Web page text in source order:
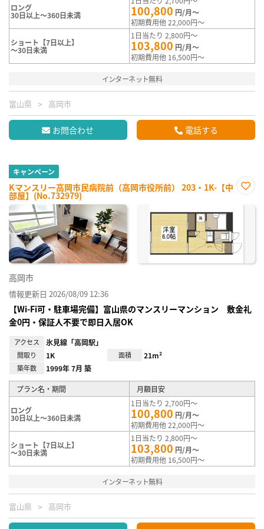
ロング
30日以上～360日未満 100,800 円/月～
初期費用他 22,000円～
ショート【7日以上】
～30日未満
1日当たり 2,800円～
103,800 円/月～
初期費用他 16,500円～
インターネット無料
富山県 高岡市
お問合わせ 電話する
キャンペーン
Kマンスリー高岡市民病院前（高岡市役所前） 203・1K-【中
部屋】(No.732979)
に入
高岡市
情報更新日 2026/08/09 12:36
【Wi-Fi可・駐車場完備】富山県のマンスリーマンション 敷金礼
金0円・保証人不要で即日入居OK
アクセス 氷見線「高岡駅」
間取り 1K 面積 21m²
築年数 1999年 7月 築
プラン名・期間 月額目安
ロング
30日以上～360日未満
1日当たり 2,700円～
100,800 円/月～
初期費用他 22,000円～
ショート【7日以上】
～30日未満
1日当たり 2,800円～
103,800 円/月～
初期費用他 16,500円～
インターネット無料
富山県 高岡市